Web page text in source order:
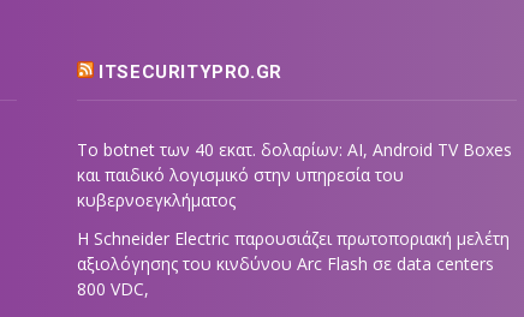
ITSECURITYPRO.GR
Το botnet των 40 εκατ. δολαρίων: AI, Android TV Boxes
και παιδικό λογισμικό στην υπηρεσία του
κυβερνοεγκλήματος
Η Schneider Electric παρουσιάζει πρωτοποριακή μελέτη
αξιολόγησης του κινδύνου Arc Flash σε data centers
800 VDC,